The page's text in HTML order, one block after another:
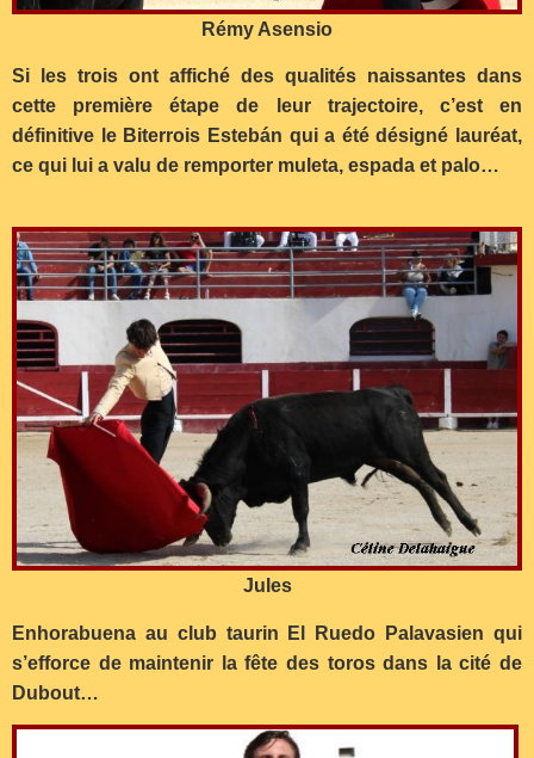
Rémy Asensio
Si les trois ont affiché des qualités naissantes dans
cette première étape de leur trajectoire, c’est en
définitive le Biterrois Estebán qui a été désigné lauréat,
ce qui lui a valu de remporter muleta, espada et palo…
Jules
Enhorabuena au club taurin El Ruedo Palavasien qui
s’efforce de maintenir la fête des toros dans la cité de
Dubout…